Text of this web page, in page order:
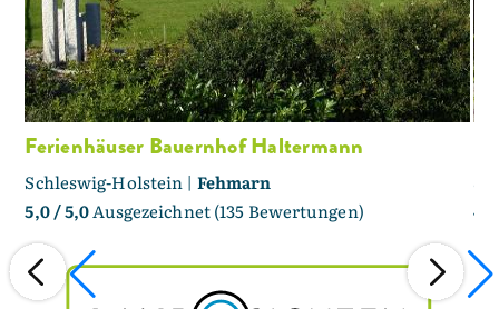
Ferienhäuser Bauernhof Haltermann
Schleswig-Holstein | Fehmarn
5,0/ 5,0Ausgezeichnet (135 Bewertungen)
4,8